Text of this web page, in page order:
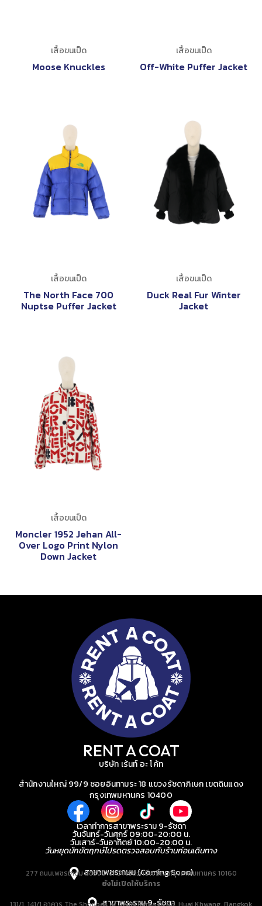
เสื้อขนเป็ด
Moose Knuckles
เสื้อขนเป็ด
Off-White Puffer Jacket
เสื้อขนเป็ด
The North Face 700
Nuptse Puffer Jacket
เสื้อขนเป็ด
Duck Real Fur Winter
Jacket
เสื้อขนเป็ด
Moncler 1952 Jehan All-
Over Logo Print Nylon
Down Jacket
RENT A COAT
บริษัท เร้นท์ อะ โค้ท
สำนักงานใหญ่ 99/9 ซอยอินทามระ 18 แขวงรัชดาภิเษก เขตดินแดง
กรุงเทพมหานคร 10400
เวลาทำการสาขาพระราม 9-รัชดา
วันจันทร์-วันศุกร์ 09:00-20:00 น.
วันเสาร์-วันอาทิตย์ 10:00-20:00 น.
วันหยุดนักขัตฤกษ์โปรดตรวจสอบกับร้านก่อนเดินทาง
สาขาเพชรเกษม (Coming Soon)
277 ถนนเพชรเกษม แขวงบางหว้า เขตภาษีเจริญ กรุงเทพมหานคร 10160
ยังไม่เปิดให้บริการ
สาขาพระราม 9-รัชดา